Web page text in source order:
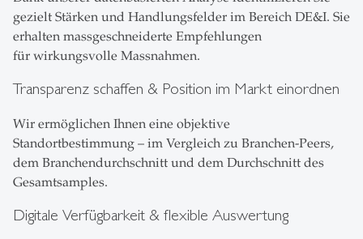
gezielt Stärken und Handlungsfelder im Bereich DE&I. Sie
erhalten massgeschneiderte Empfehlungen
für wirkungsvolle Massnahmen.
Transparenz schaffen & Position im Markt einordnen
Wir ermöglichen Ihnen eine objektive
Standortbestimmung – im Vergleich zu Branchen-Peers,
dem Branchendurchschnitt und dem Durchschnitt des
Gesamtsamples.
Digitale Verfügbarkeit & flexible Auswertung